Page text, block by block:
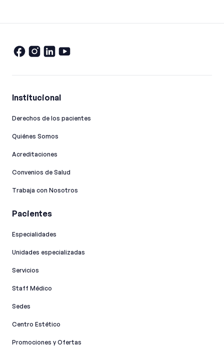
Institucional
Derechos de los pacientes
Quiénes Somos
Acreditaciones
Convenios de Salud
Trabaja con Nosotros
Pacientes
Especialidades
Unidades especializadas
Servicios
Staff Médico
Sedes
Centro Estético
Promociones y Ofertas